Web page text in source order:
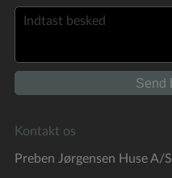
Kontakt os
Preben Jørgensen Huse A/S